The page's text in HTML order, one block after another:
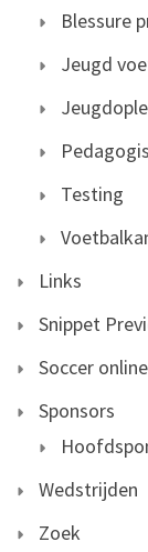
Blessure
Jeugd
Testing
Links
Snippet
Soccer online
Sponsors
Wedstrijden
Zoek